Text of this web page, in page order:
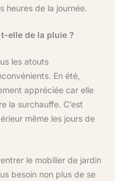
heures de la journée.
elle de la pluie ?
les atouts
En été,
appréciée car elle
la surchauffe. C’est
même les jours de
le mobilier de jardin
besoin non plus de se